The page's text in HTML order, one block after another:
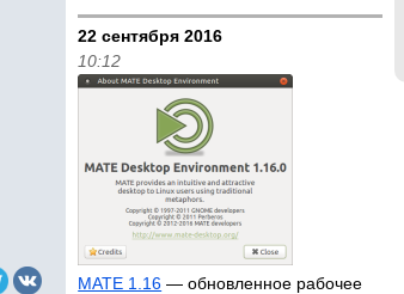
22 сентября 2016
10:12
MATE 1.16 — обновленное рабочее